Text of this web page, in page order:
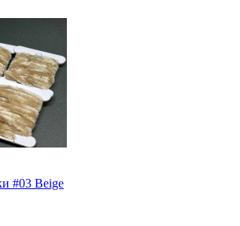
#03 Beige